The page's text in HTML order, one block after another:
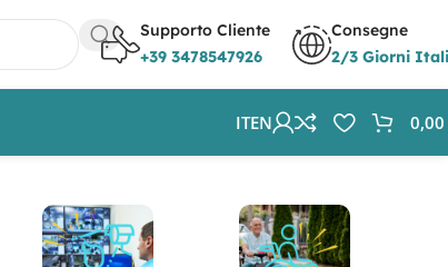
Supporto Cliente
+39 3478547926
Consegne
2/3 Giorni
ITEN
0,00